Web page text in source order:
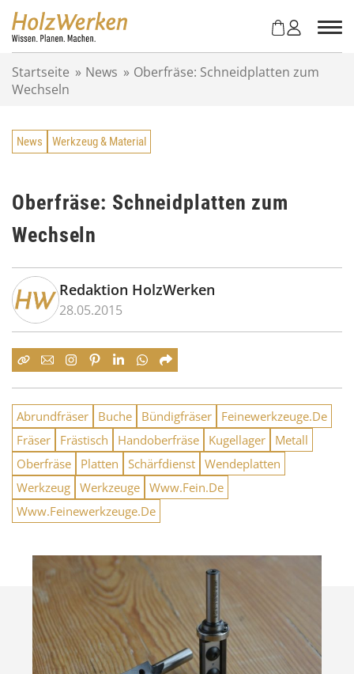
Startseite » News » Oberfräse: Schneidplatten zum
Wechseln
News Werkzeug & Material
Oberfräse: Schneidplatten zum
Wechseln
Redaktion HolzWerken
28.05.2015
Abrundfräser Buche Bündigfräser
Feinewerkzeuge.De
Fräser
Frästisch Handoberfräse Kugellager
Metall
Oberfräse
Platten Schärfdienst Wendeplatten
Werkzeug Werkzeuge Www.Fein.De
Www.Feinewerkzeuge.De